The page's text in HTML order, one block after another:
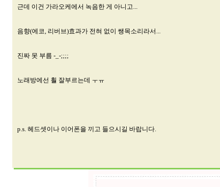
근데 이건 가라오케에서 녹음한 게 아니고...
음향(에코, 리버브)효과가 전혀 없이 쌩목소리라서...
진짜 못 부름 -_-;;;;
노래방에선 훨 잘부르는데 ㅜㅠ
p.s. 헤드셋이나 이어폰을 끼고 들으시길 바랍니다.